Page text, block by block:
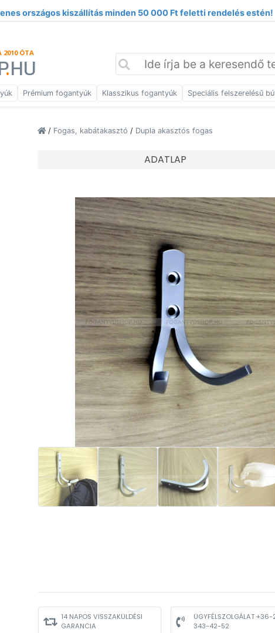
országos kiszállítás minden 50 000 Ft feletti rendelés estén!
2010 ÓTA
.HU
Prémium fogantyúk Klasszikus fogantyúk Speciális felszerelésű
/ Fogas, kabátakasztó / Dupla akasztós fogas
ADATLAP
14 NAPOS VISSZAKÜLDÉSI
GARANCIA
ÜGYFÉLSZOLGÁLAT
343-42-52